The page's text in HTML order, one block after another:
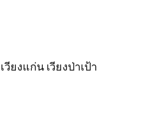
ยงแก่น เวียงป่าเป้า